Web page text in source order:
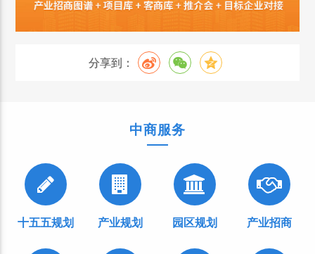
分享到：
中商服务
十五五规划 产业规划 园区规划 产业招商